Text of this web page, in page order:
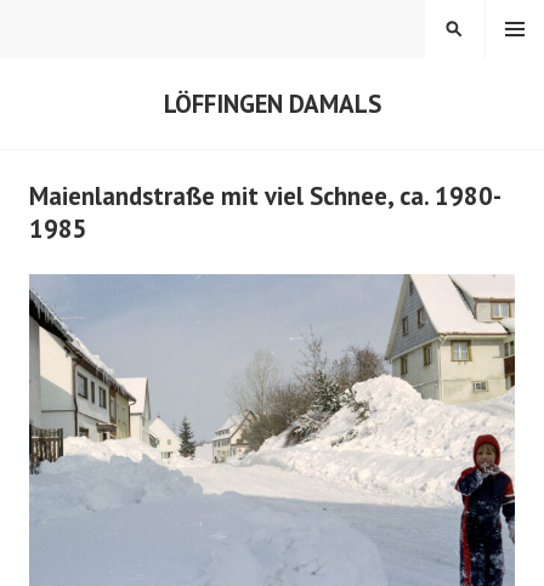
LÖFFINGEN DAMALS
MENÜ
SUCHEN
Maienlandstraße mit viel Schnee, ca. 1980-
1985